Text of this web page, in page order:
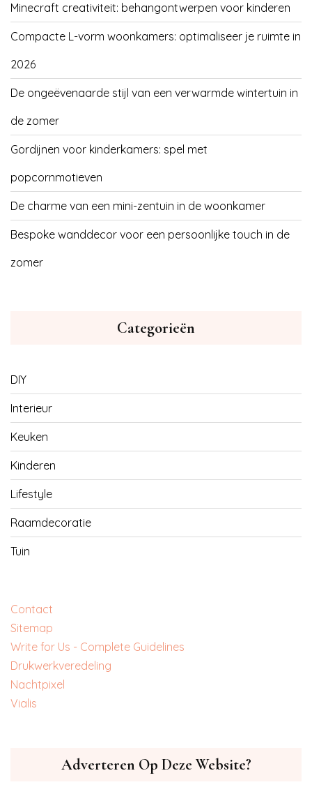
Minecraft creativiteit: behangontwerpen voor kinderen
Compacte L-vorm woonkamers: optimaliseer je ruimte in
2026
De ongeëvenaarde stijl van een verwarmde wintertuin in
de zomer
Gordijnen voor kinderkamers: spel met
popcornmotieven
De charme van een mini-zentuin in de woonkamer
Bespoke wanddecor voor een persoonlijke touch in de
zomer
Categorieën
DIY
Interieur
Keuken
Kinderen
Lifestyle
Raamdecoratie
Tuin
Contact
Sitemap
Write for Us - Complete Guidelines
‎Drukwerkveredeling
‎Nachtpixel
‎Vialis
Adverteren Op Deze Website?